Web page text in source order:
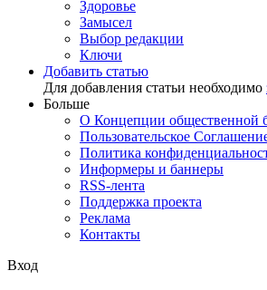
Здоровье
Замысел
Выбор редакции
Ключи
Добавить статью
Для добавления статьи необходимо
Больше
О Концепции общественной
Пользовательское
Политика
Информеры и баннеры
RSS-лента
Поддержка проекта
Реклама
Контакты
Вход